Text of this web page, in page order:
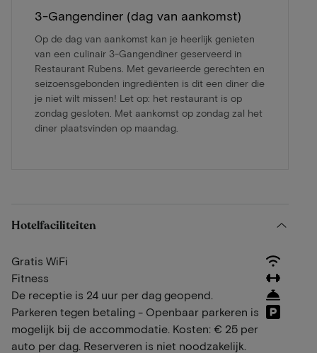
3-Gangendiner (dag van aankomst)
Op de dag van aankomst kan je heerlijk genieten
van een culinair 3-Gangendiner geserveerd in
Restaurant Rubens. Met gevarieerde gerechten en
seizoensgebonden ingrediënten is dit een diner die
je niet wilt missen! Let op: het restaurant is op
zondag gesloten. Met aankomst op zondag zal het
diner plaatsvinden op maandag.
Hotelfaciliteiten
Gratis WiFi
Fitness
De receptie is 24 uur per dag geopend.
Parkeren tegen betaling - Openbaar parkeren is
mogelijk bij de accommodatie. Kosten: € 25 per
auto per dag. Reserveren is niet noodzakelijk.